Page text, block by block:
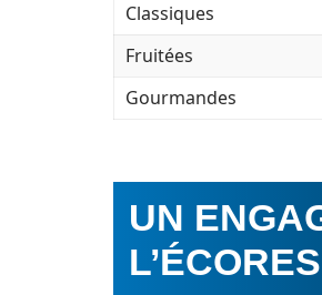
Classiques
Fruitées
Gourmandes
UN